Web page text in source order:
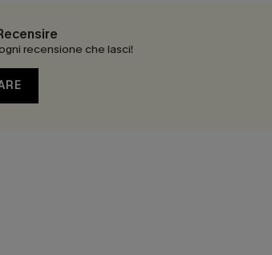
recensione che lasci!